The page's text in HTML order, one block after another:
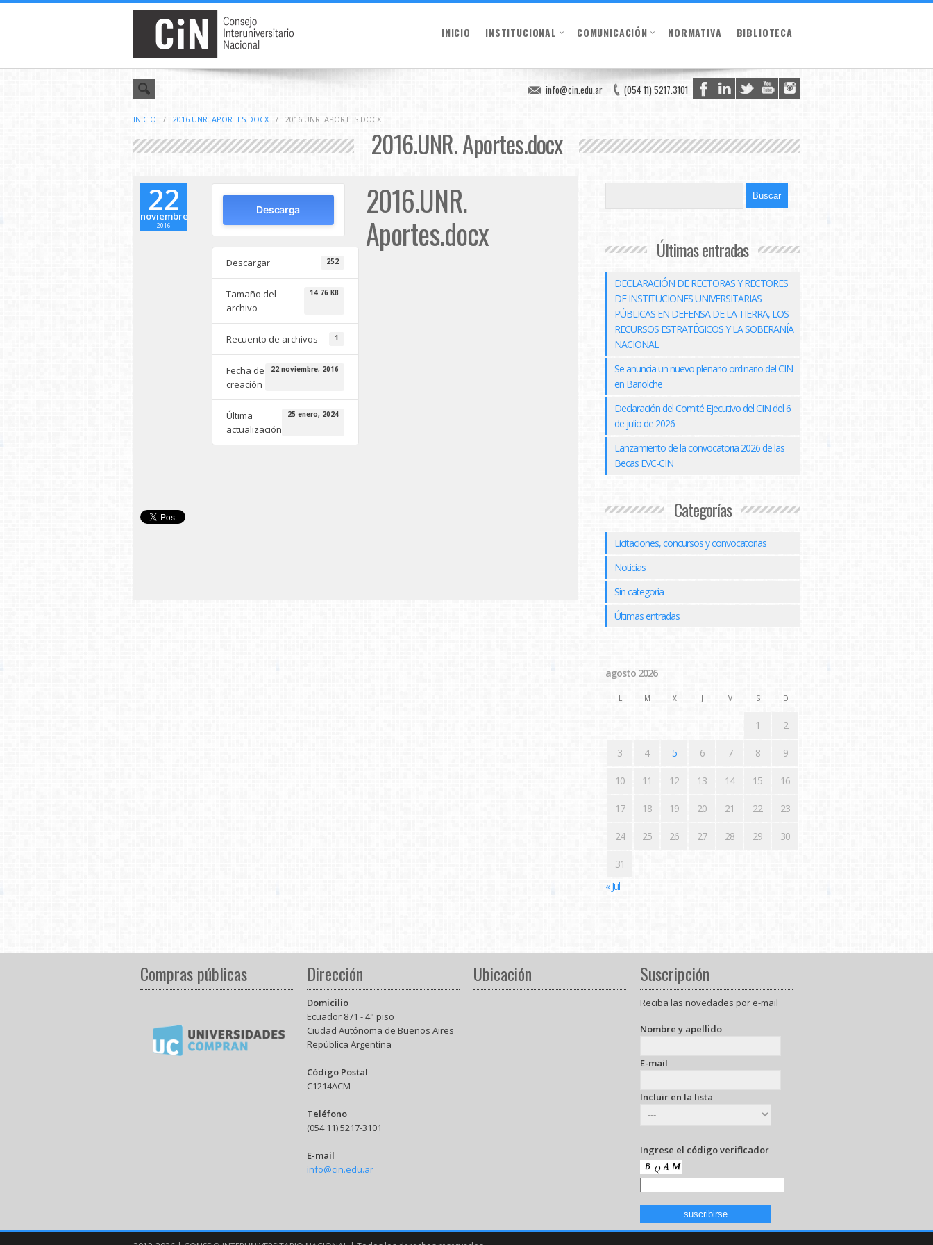
INICIO INSTITUCIONAL COMUNICACIÓN NORMATIVA BIBLIOTECA
(054 11) 5217.3101
info@cin.edu.ar
INICIO / 2016.UNR. APORTES.DOCX / 2016.UNR. APORTES.DOCX
2016.UNR. Aportes.docx
22
noviembre
2016
Descarga
Descargar 252
Tamaño del
archivo
14.76 KB
Recuento de archivos 1
Fecha de
creación
22 noviembre, 2016
Última
actualización
25 enero, 2024
2016.UNR.
Aportes.docx
Últimas entradas
DECLARACIÓN DE RECTORAS Y RECTORES
DE INSTITUCIONES UNIVERSITARIAS
PÚBLICAS EN DEFENSA DE LA TIERRA, LOS
RECURSOS ESTRATÉGICOS Y LA SOBERANÍA
NACIONAL
Se anuncia un nuevo plenario ordinario del CIN
en Bariolche
Declaración del Comité Ejecutivo del CIN del 6
de julio de 2026
Lanzamiento de la convocatoria 2026 de las
Becas EVC-CIN
Categorías
Licitaciones, concursos y convocatorias
Noticias
Sin categoría
Últimas entradas
agosto 2026
L M X J V S D
1 2
3 4 5 6 7 8 9
10 11 12 13 14 15 16
17 18 19 20 21 22 23
24 25 26 27 28 29 30
31
« Jul
Compras públicas Dirección
Domicilio
Ecuador 871 - 4° piso
Ciudad Autónoma de Buenos Aires
República Argentina
Código Postal
C1214ACM
Teléfono
(054 11) 5217-3101
E-mail
info@cin.edu.ar
Ubicación Suscripción
Reciba las novedades por e-mail
Nombre y apellido
E-mail
Incluir en la lista
Ingrese el código verificador